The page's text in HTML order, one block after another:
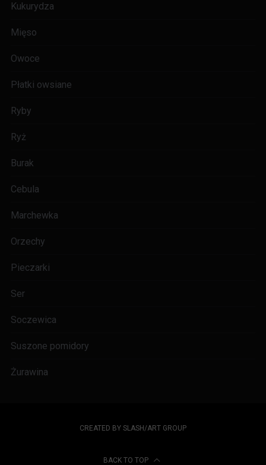
Kukurydza
Mięso
Owoce
Płatki owsiane
Ryby
Ryż
Burak
Cebula
Marchewka
Orzechy
Pieczarki
Ser
Soczewica
Suszone pomidory
Żurawina
CREATED BY SLASH/ART GROUP
BACK TO TOP